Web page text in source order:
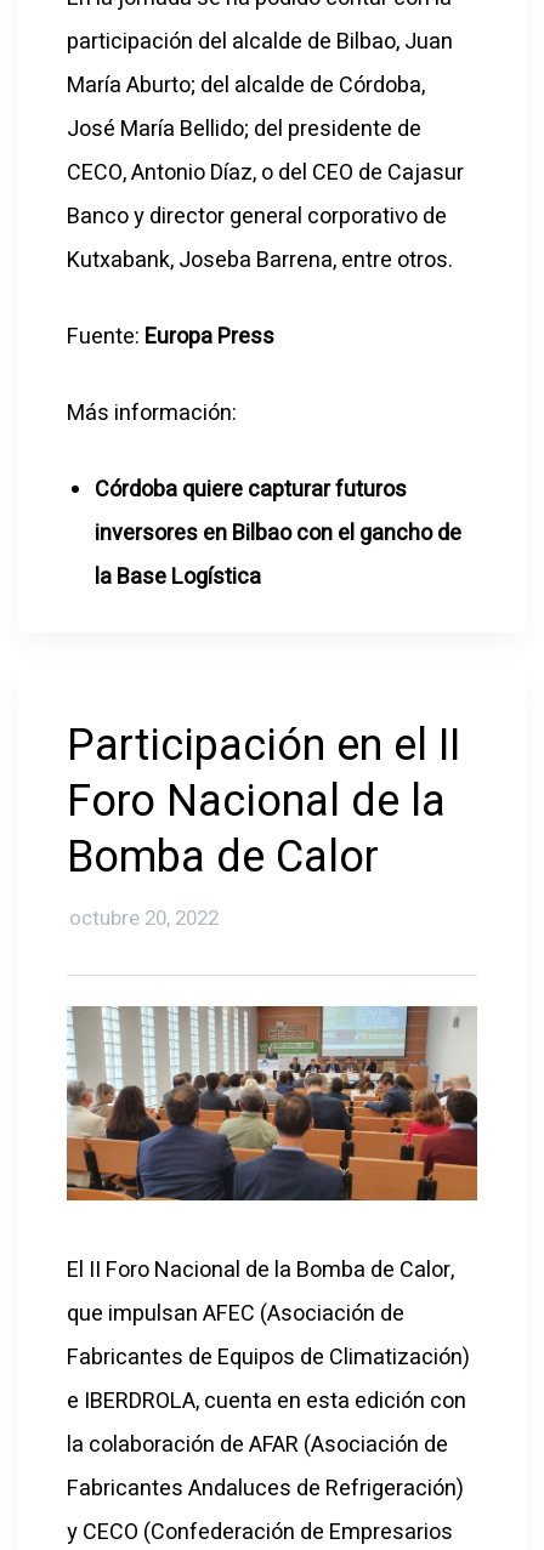
participación del alcalde de Bilbao, Juan
María Aburto; del alcalde de Córdoba,
José María Bellido; del presidente de
CECO, Antonio Díaz, o del CEO de Cajasur
Banco y director general corporativo de
Kutxabank, Joseba Barrena, entre otros.
Fuente: Europa Press
Más información:
Córdoba quiere capturar futuros
inversores en Bilbao con el gancho de
la Base Logística
Participación en el II
Foro Nacional de la
Bomba de Calor
octubre 20, 2022
El II Foro Nacional de la Bomba de Calor,
que impulsan AFEC (Asociación de
Fabricantes de Equipos de Climatización)
e IBERDROLA, cuenta en esta edición con
la colaboración de AFAR (Asociación de
Fabricantes Andaluces de Refrigeración)
y CECO (Confederación de Empresarios